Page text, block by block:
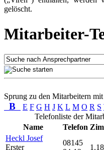
gelöscht.
Mitarbeiter-
Sprung zu den Mitarbeitern
B E F G H J K L M O R S
Telefonliste der
Name
Telefon
Heckl Josef
Erster
08145
1.18